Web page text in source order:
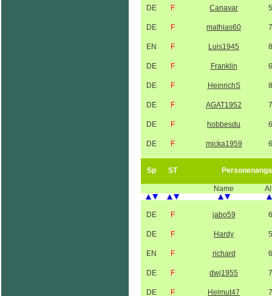
DE F Canavar
DE F mathias60
EN F Luis1945
DE F Franklin
DE F HeinrichS
DE F AGAT1952
DE F hobbesdu
DE F micka1959
Sp ST
Name
DE F jabo59
DE F Hardy
EN F richard
DE F dwj1955
DE F Helmut47